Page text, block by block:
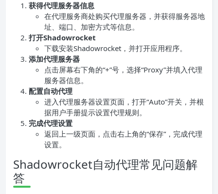
获得代理服务器信息
在代理服务商处购买代理服务器，并获得服务器地
址、端口、加密方式等信息。
打开Shadowrocket
下载安装Shadowrocket，并打开应用程序。
添加代理服务器
点击屏幕右下角的“+”号，选择“Proxy”并填入代理
服务器信息。
配置自动代理
进入代理服务器设置页面，打开“Auto”开关，并根
据用户手册提示设置代理规则。
完成代理设置
返回上一级页面，点击右上角的“保存”，完成代理
设置。
Shadowrocket自动代理常见问题解
答